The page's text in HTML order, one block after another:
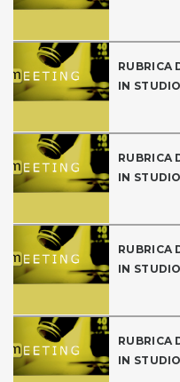
RUBRICA
IN
RUBRICA
IN
RUBRICA
IN
RUBRICA
IN